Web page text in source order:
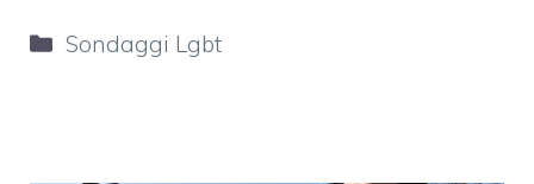
Categorie
Sondaggi Lgbt